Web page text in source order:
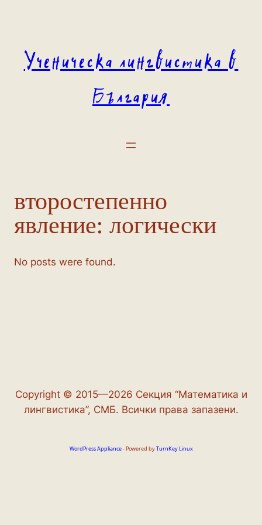
Ученическа лингвистика в
България
второстепенно
явление: логически
No posts were found.
Copyright © 2015—2026 Секция “Математика и
лингвистика”, СМБ. Всички права запазени.
WordPress Appliance- Powered byTurnKey Linux